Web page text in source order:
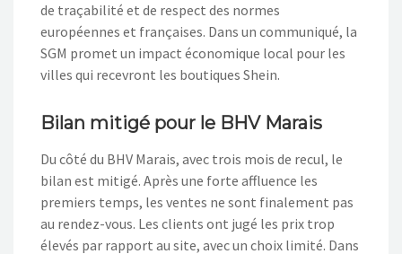
de traçabilité et de respect des normes
européennes et françaises. Dans un communiqué, la
SGM promet un impact économique local pour les
villes qui recevront les boutiques Shein.
Bilan mitigé pour le BHV Marais
Du côté du BHV Marais, avec trois mois de recul, le
bilan est mitigé. Après une forte affluence les
premiers temps, les ventes ne sont finalement pas
au rendez-vous. Les clients ont jugé les prix trop
élevés par rapport au site, avec un choix limité. Dans